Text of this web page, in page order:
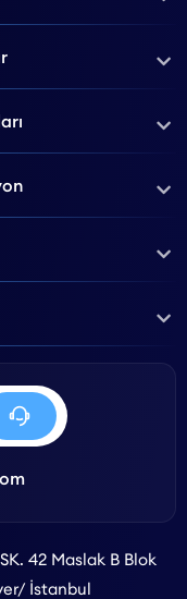
42 Maslak B Blok
İstanbul